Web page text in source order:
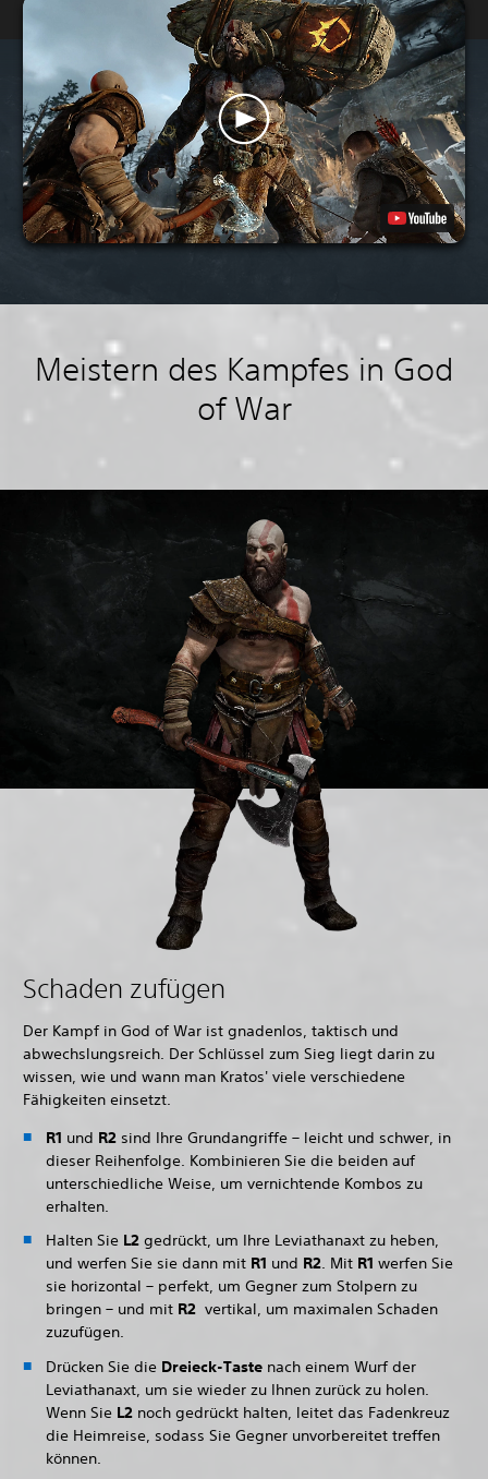
Meistern des Kampfes in God
of War
Schaden zufügen
Der Kampf in God of War ist gnadenlos, taktisch und
abwechslungsreich. Der Schlüssel zum Sieg liegt darin zu
wissen, wie und wann man Kratos' viele verschiedene
Fähigkeiten einsetzt.
R1 und R2 sind Ihre Grundangriffe – leicht und schwer, in
dieser Reihenfolge. Kombinieren Sie die beiden auf
unterschiedliche Weise, um vernichtende Kombos zu
erhalten.
Halten Sie L2 gedrückt, um Ihre Leviathanaxt zu heben,
und werfen Sie sie dann mit R1 und R2. Mit R1 werfen Sie
sie horizontal – perfekt, um Gegner zum Stolpern zu
bringen – und mit R2 vertikal, um maximalen Schaden
zuzufügen.
Drücken Sie die Dreieck-Taste nach einem Wurf der
Leviathanaxt, um sie wieder zu Ihnen zurück zu holen.
Wenn Sie L2 noch gedrückt halten, leitet das Fadenkreuz
die Heimreise, sodass Sie Gegner unvorbereitet treffen
können.